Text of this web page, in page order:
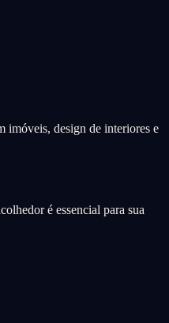
imóveis, design de interiores e
é essencial para sua